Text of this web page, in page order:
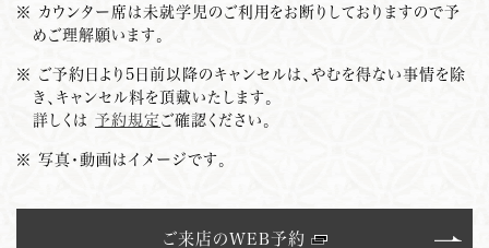
※ カウンター席は未就学児のご利用をお断りしておりますので予
めご理解願います。
※ ご予約日より5日前以降のキャンセルは、やむを得ない事情を除
き、キャンセル料を頂戴いたします。
詳しくは 予約規定ご確認ください。
※ 写真・動画はイメージです。
ご来店のWEB予約